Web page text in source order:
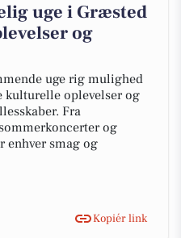
uge i Græsted
og
uge rig mulighed
kulturelle oplevelser og
Fra
og
enhver smag og
Kopiér link